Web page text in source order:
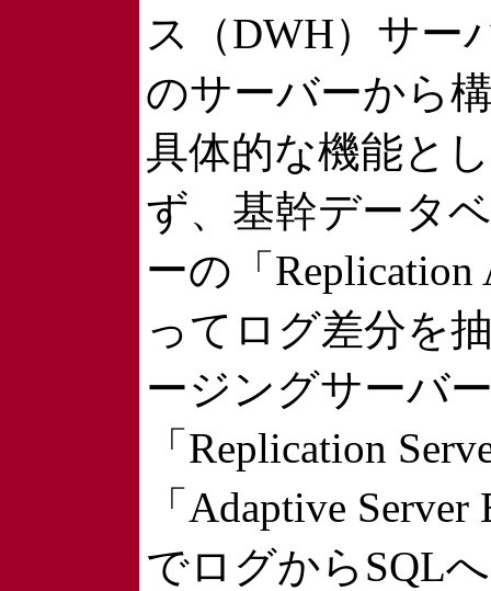
ス（DWH）サー
のサーバーから
具体的な機能と
ず、基幹データ
ーの「Replication
ってログ差分を
ージングサーバ
「Replication
「Adaptive
でログからSQL